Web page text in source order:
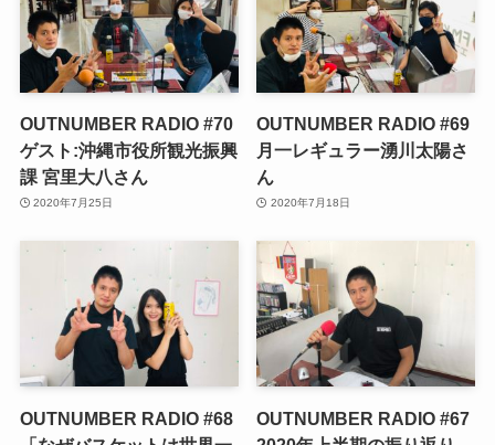
OUTNUMBER RADIO #70
ゲスト:沖縄市役所観光振興
課 宮里大八さん
2020年7月25日
OUTNUMBER RADIO #69
月一レギュラー湧川太陽さ
ん
2020年7月18日
OUTNUMBER RADIO #68
OUTNUMBER RADIO #67